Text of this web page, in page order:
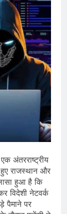
अंतरराष्ट्रीय
राजस्थान और
हुआ है कि
विदेशी नेटवर्क
पैमाने पर